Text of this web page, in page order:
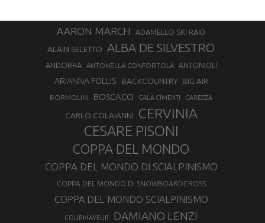
AARON MARCH ADAMELLO SKI RAID
ALAIN SELETTO ALBA DE SILVESTRO
ANDORRA ANTONELLA CONFORTOLA ANTONIOLI
ARIANNA FOLLIS BACKCOUNTRY BIG AIR
BORMOLINI BOSCACCI CALA CIMENTI CAREZZA
CARLO COLAIANNI CERVINIA
CESARE PISONI
COPPA DEL MONDO
COPPA DEL MONDO DI SCIALPINISMO
COPPA DEL MONDO DI SNOWBOARDCROSS
COPPA DEL MONDO SCIALPINISMO
COURMAYEUR DAMIANO LENZI